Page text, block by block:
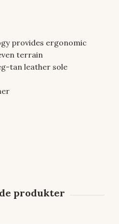
provides ergonomic
terrain
tan leather sole